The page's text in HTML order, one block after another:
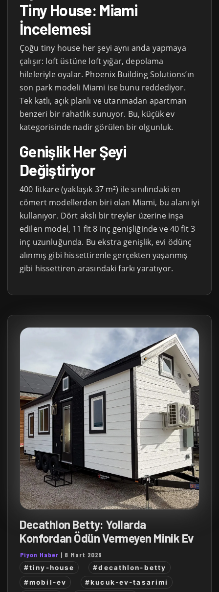
Tiny House: Miami
İncelemesi
Çoğu tiny house her şeyi aynı anda yapmaya
çalışır: loft üstüne loft yığar, depolama
hileleriyle oyalar. Phoenix Building Solutions’ın
son park modeli Miami ise bunu reddediyor.
Tek katlı, açık planlı ve utanmadan apartman
benzeri bir rahatlık sunuyor. Bu, küçük ev
kategorisinde nadir görülen bir olgunluk.
Genişlik Her Şeyi
Değiştiriyor
400 fitkare (yaklaşık 37 m²) ile sınıfındaki en
cömert modellerden biri olan Miami, bu alanı iyi
kullanıyor. Dört akslı bir treyler üzerine inşa
edilen model, 11 fit 8 inç genişliğinde ve 40 fit 3
inç uzunluğunda. Bu ekstra genişlik, evi ödünç
alınmış gibi hissettirenle gerçekten yaşanmış
gibi hissettiren arasındaki farkı yaratıyor.
Decathlon Betty: Yollarda
Konfordan Ödün Vermeyen Minik Ev
Piyon Haber | 8 Mart 2026
#tiny-house
#decathlon-betty
#mobil-ev
#kucuk-ev-tasarimi